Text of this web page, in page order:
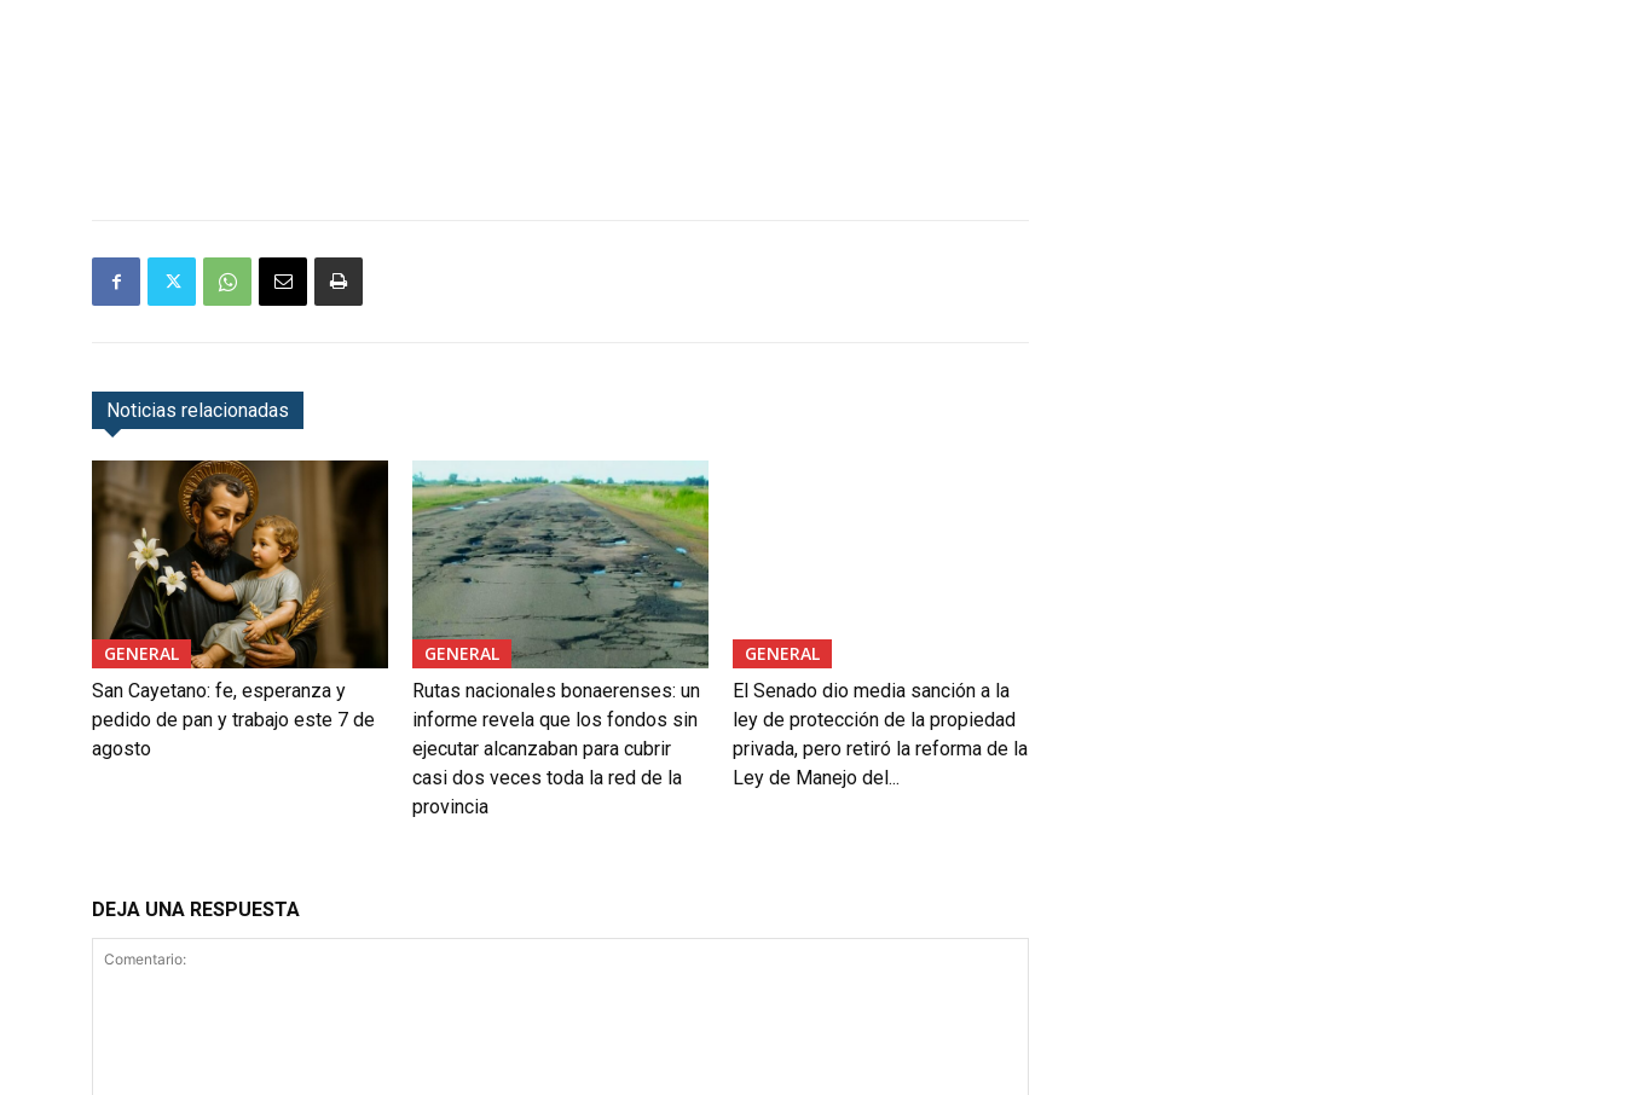
Noticias relacionadas
GENERAL
San Cayetano: fe, esperanza y
pedido de pan y trabajo este 7 de
agosto
GENERAL
Rutas nacionales bonaerenses: un
informe revela que los fondos sin
ejecutar alcanzaban para cubrir
casi dos veces toda la red de la
provincia
GENERAL
El Senado dio media sanción a la
ley de protección de la propiedad
privada, pero retiró la reforma de la
Ley de Manejo del...
DEJA UNA RESPUESTA